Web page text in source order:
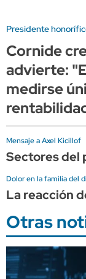
Presidente
Cornide
advierte:
medirse
Mensaje a Axel Kicillof
Sectores del
Dolor en la familia del
La reacción
Otras